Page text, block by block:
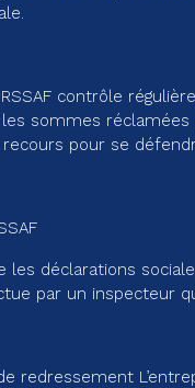
contrôle
sommes
pour se
les déclarations
par un inspecteur
redressement